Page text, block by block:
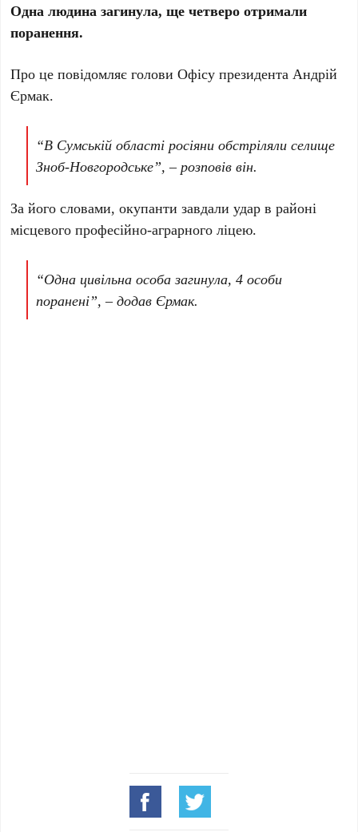
Одна людина загинула, ще четверо отримали
поранення.
Про це повідомляє голови Офісу президента Андрій
Єрмак.
“В Сумській області росіяни обстріляли селище
Зноб-Новгородське”, – розповів він.
За його словами, окупанти завдали удар в районі
місцевого професійно-аграрного ліцею.
“Одна цивільна особа загинула, 4 особи
поранені”, – додав Єрмак.